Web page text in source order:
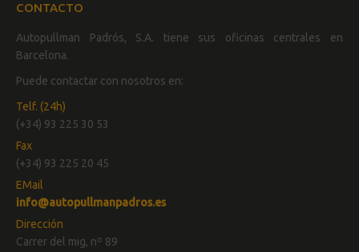
CONTACTO
Autopullman Padrós, S.A. tiene sus oficinas centrales en
Barcelona.
Puede contactar con nosotros en:
Telf. (24h)
(+34) 93 225 30 53
Fax
(+34) 93 225 20 45
EMail
info@autopullmanpadros.es
Dirección
Carrer del mig, nº 89